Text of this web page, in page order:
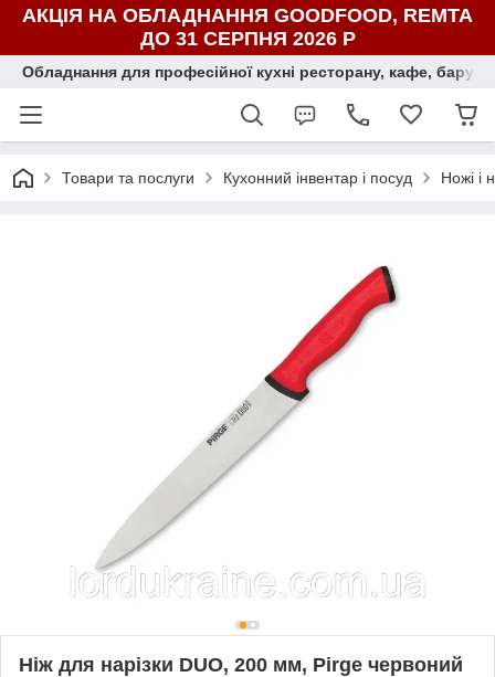
АКЦІЯ НА ОБЛАДНАННЯ GOODFOOD, REMTA
ДО 31 СЕРПНЯ 2026 Р
Обладнання для професійної кухні ресторану, кафе, бару,
Товари та послуги Кухонний інвентар і посуд Ножі і
Ніж для нарізки DUO, 200 мм, Pirge червоний